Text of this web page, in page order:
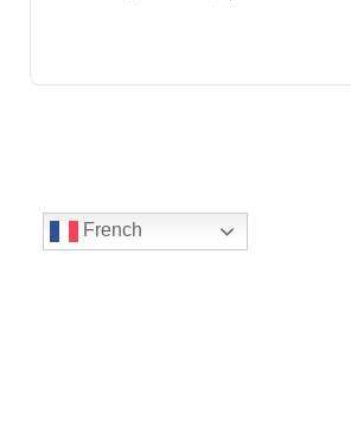
French